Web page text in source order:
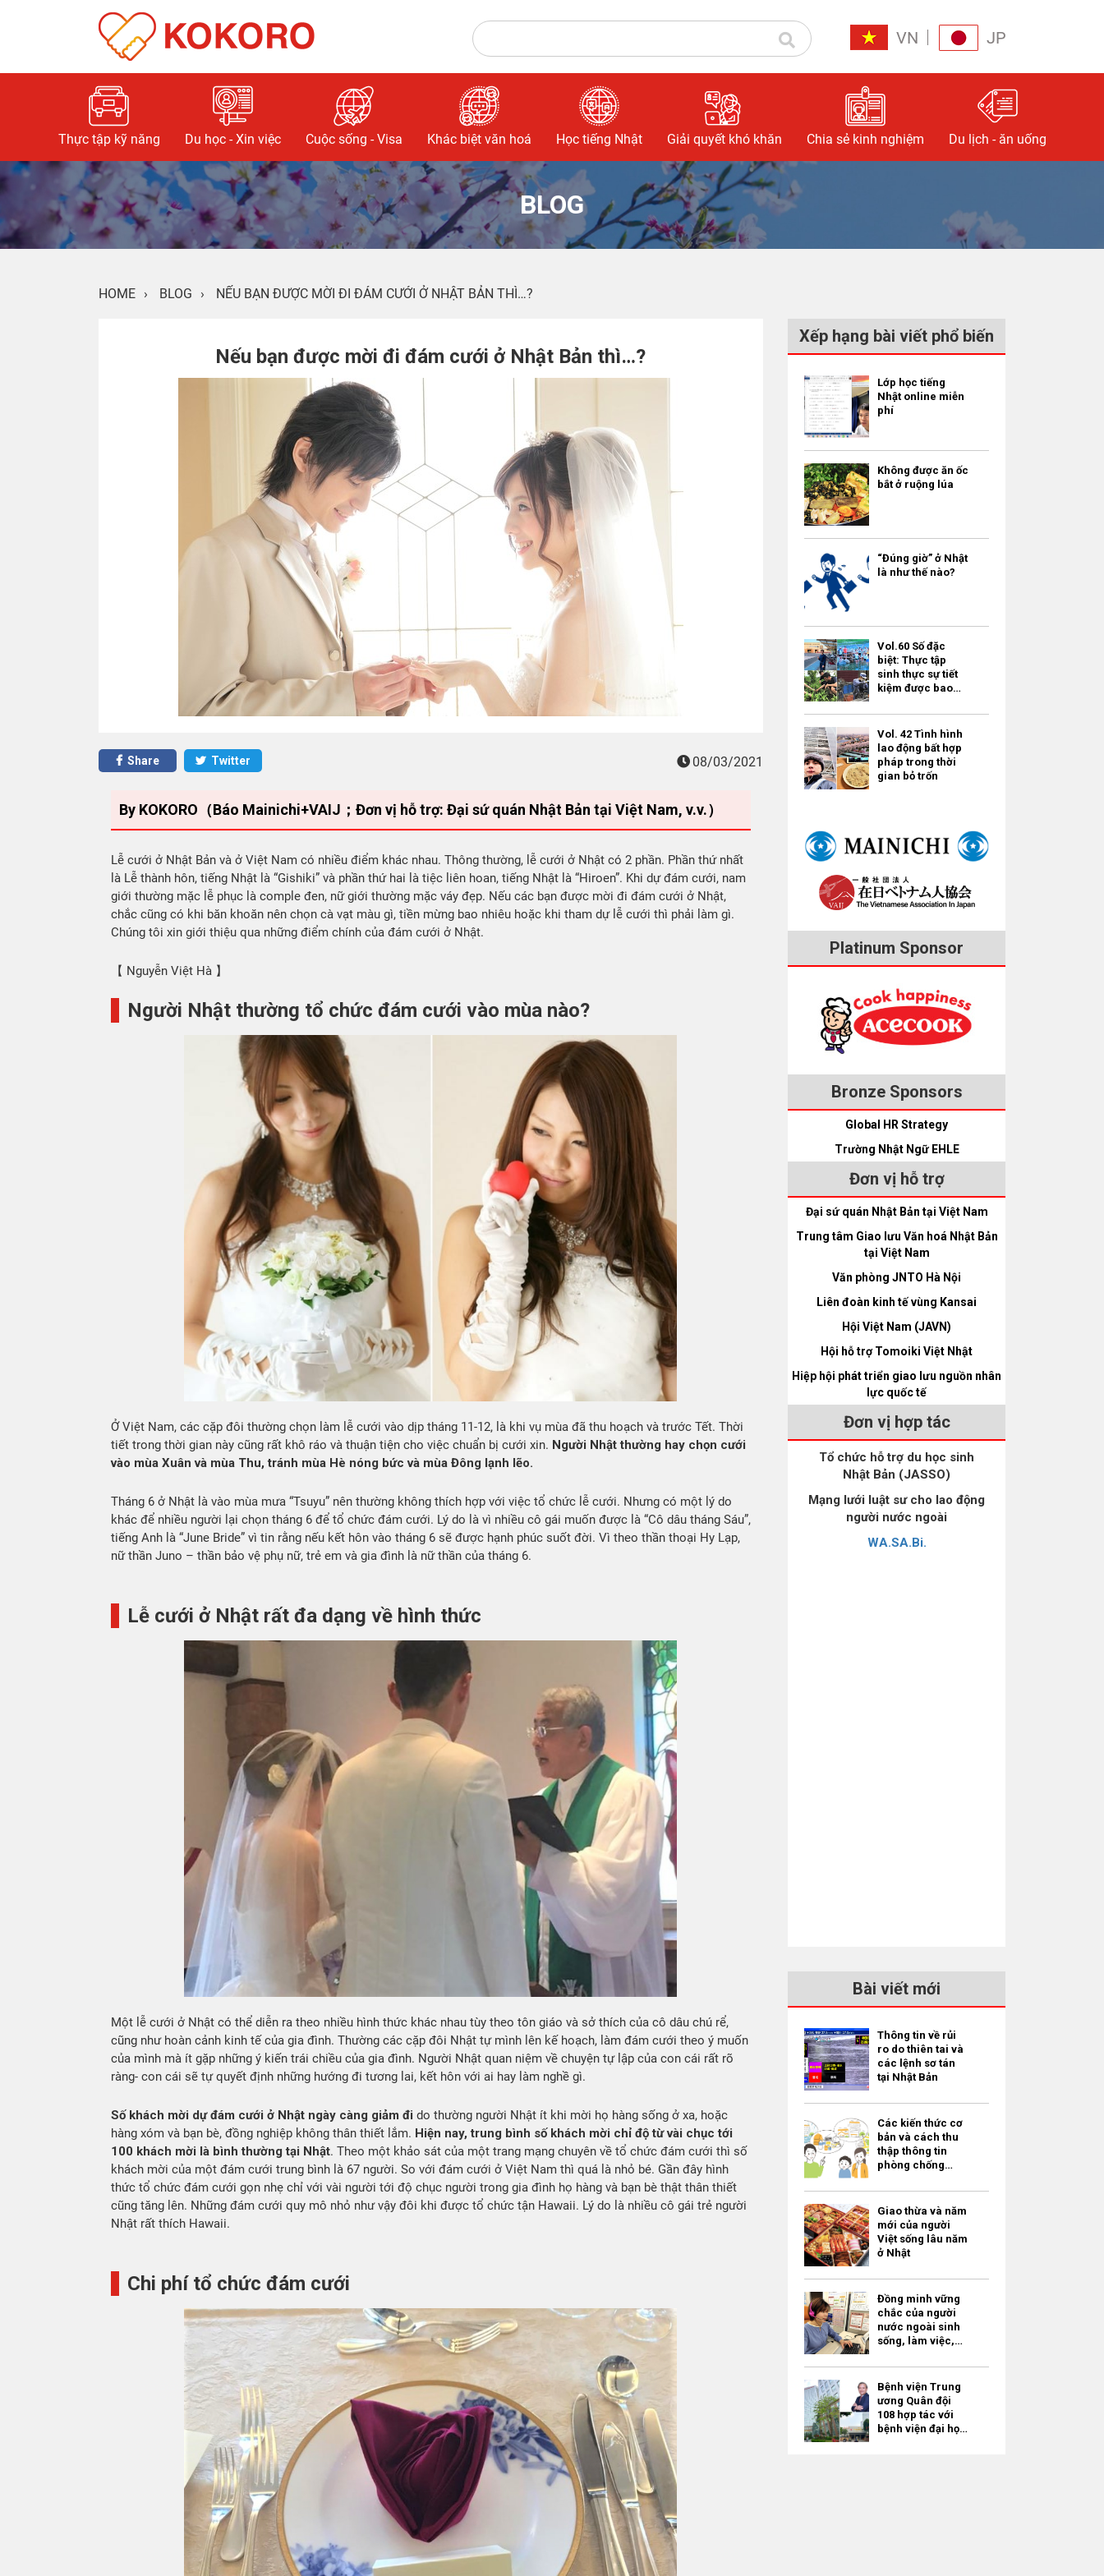
VN JP
Thực tập kỹ năng Du học - Xin việc Cuộc sống - Visa Khác biệt văn hoá Học tiếng Nhật Giải quyết khó khăn Chia sẻ kinh nghiệm Du lịch - ăn uống
BLOG
HOME › BLOG › NẾU BẠN ĐƯỢC MỜI ĐI ĐÁM CƯỚI Ở NHẬT BẢN THÌ…?
Nếu bạn được mời đi đám cưới ở Nhật Bản thì…?
Share Twitter 08/03/2021
By KOKORO（Báo Mainichi+VAIJ；Đơn vị hỗ trợ: Đại sứ quán Nhật Bản tại Việt Nam, v.v.）
Lễ cưới ở Nhật Bản và ở Việt Nam có nhiều điểm khác nhau. Thông thường, lễ cưới ở Nhật có 2 phần. Phần thứ nhất
là Lễ thành hôn, tiếng Nhật là “Gishiki” và phần thứ hai là tiệc liên hoan, tiếng Nhật là “Hiroen”. Khi dự đám cưới, nam
giới thường mặc lễ phục là comple đen, nữ giới thường mặc váy đẹp. Nếu các bạn được mời đi đám cưới ở Nhật,
chắc cũng có khi băn khoăn nên chọn cà vạt màu gì, tiền mừng bao nhiêu hoặc khi tham dự lễ cưới thì phải làm gì.
Chúng tôi xin giới thiệu qua những điểm chính của đám cưới ở Nhật.
【 Nguyễn Việt Hà 】
Người Nhật thường tổ chức đám cưới vào mùa nào?
Ở Việt Nam, các cặp đôi thường chọn làm lễ cưới vào dịp tháng 11-12, là khi vụ mùa đã thu hoạch và trước Tết. Thời
tiết trong thời gian này cũng rất khô ráo và thuận tiện cho việc chuẩn bị cưới xin. Người Nhật thường hay chọn cưới
vào mùa Xuân và mùa Thu, tránh mùa Hè nóng bức và mùa Đông lạnh lẽo.
Tháng 6 ở Nhật là vào mùa mưa “Tsuyu” nên thường không thích hợp với việc tổ chức lễ cưới. Nhưng có một lý do
khác để nhiều người lại chọn tháng 6 để tổ chức đám cưới. Lý do là vì nhiều cô gái muốn được là “Cô dâu tháng Sáu”,
tiếng Anh là “June Bride” vì tin rằng nếu kết hôn vào tháng 6 sẽ được hạnh phúc suốt đời. Vì theo thần thoại Hy Lạp,
nữ thần Juno – thần bảo vệ phụ nữ, trẻ em và gia đình là nữ thần của tháng 6.
Lễ cưới ở Nhật rất đa dạng về hình thức
Một lễ cưới ở Nhật có thể diễn ra theo nhiều hình thức khác nhau tùy theo tôn giáo và sở thích của cô dâu chú rể,
cũng như hoàn cảnh kinh tế của gia đình. Thường các cặp đôi Nhật tự mình lên kế hoạch, làm đám cưới theo ý muốn
của mình mà ít gặp những ý kiến trái chiều của gia đình. Người Nhật quan niệm về chuyện tự lập của con cái rất rõ
ràng- con cái sẽ tự quyết định những hướng đi tương lai, kết hôn với ai hay làm nghề gì.
Số khách mời dự đám cưới ở Nhật ngày càng giảm đi do thường người Nhật ít khi mời họ hàng sống ở xa, hoặc
hàng xóm và bạn bè, đồng nghiệp không thân thiết lắm. Hiện nay, trung bình số khách mời chỉ độ từ vài chục tới
100 khách mời là bình thường tại Nhật. Theo một khảo sát của một trang mạng chuyên về tổ chức đám cưới thì số
khách mời của một đám cưới trung bình là 67 người. So với đám cưới ở Việt Nam thì quá là nhỏ bé. Gần đây hình
thức tổ chức đám cưới gọn nhẹ chỉ với vài người tới độ chục người trong gia đình họ hàng và bạn bè thật thân thiết
cũng tăng lên. Những đám cưới quy mô nhỏ như vậy đôi khi được tổ chức tận Hawaii. Lý do là nhiều cô gái trẻ người
Nhật rất thích Hawaii.
Chi phí tổ chức đám cưới
Xếp hạng bài viết phổ biến
Lớp học tiếng
Nhật online miễn
phí
Không được ăn ốc
bắt ở ruộng lúa
“Đúng giờ” ở Nhật
là như thế nào?
Vol.60 Số đặc
biệt: Thực tập
sinh thực sự tiết
kiệm được bao
Vol. 42 Tình hình
lao động bất hợp
pháp trong thời
gian bỏ trốn
Platinum Sponsor
Bronze Sponsors
Global HR Strategy
Trường Nhật Ngữ EHLE
Đơn vị hỗ trợ
Đại sứ quán Nhật Bản tại Việt Nam
Trung tâm Giao lưu Văn hoá Nhật Bản
tại Việt Nam
Văn phòng JNTO Hà Nội
Liên đoàn kinh tế vùng Kansai
Hội Việt Nam (JAVN)
Hội hỗ trợ Tomoiki Việt Nhật
Hiệp hội phát triển giao lưu nguồn nhân
lực quốc tế
Đơn vị hợp tác
Tổ chức hỗ trợ du học sinh
Nhật Bản (JASSO)
Mạng lưới luật sư cho lao động
người nước ngoài
WA.SA.Bi.
Bài viết mới
Thông tin về rủi
ro do thiên tai và
các lệnh sơ tán
tại Nhật Bản
Các kiến thức cơ
bản và cách thu
thập thông tin
phòng chống
cho người nước
ngoài
Giao thừa và năm
mới của người
Việt sống lâu năm
ở Nhật
Đồng minh vững
chắc của người
nước ngoài sinh
sống, làm việc,
“Tokyo
Multilingual
Consultation
Navi” / miễn phí
Bệnh viện Trung
ương Quân đội
108 hợp tác với
bệnh viện đại học